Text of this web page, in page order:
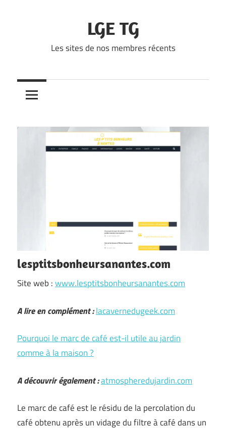
LGE TG
Les sites de nos membres récents
lesptitsbonheursanantes.com
Site web :www.lesptitsbonheursanantes.com
A lire en complément :lacavernedugeek.com
Pourquoi le marc de café est-il utile au jardin
comme à la maison ?
A découvrir également :atmospheredujardin.com
Le marc de café est le résidu de la percolation du
café obtenu après un vidage du filtre à café dans un